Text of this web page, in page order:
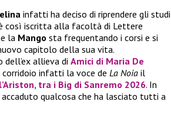
infatti ha deciso di riprendere gli studi
così iscritta alla facoltà di Lettere
la Mango sta frequentando i corsi e si
capitolo della sua vita.
allieva di Amici di Maria De
corridoio infatti la voce de La Noia il
tra i Big di Sanremo 2026. In
qualcosa che ha lasciato tutti a